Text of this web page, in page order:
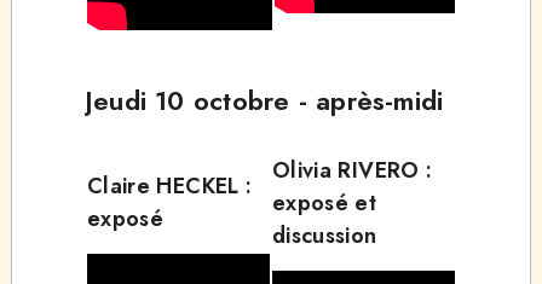
Jeudi 10 octobre - après-midi
Claire HECKEL :
exposé
Olivia RIVERO :
exposé et
discussion